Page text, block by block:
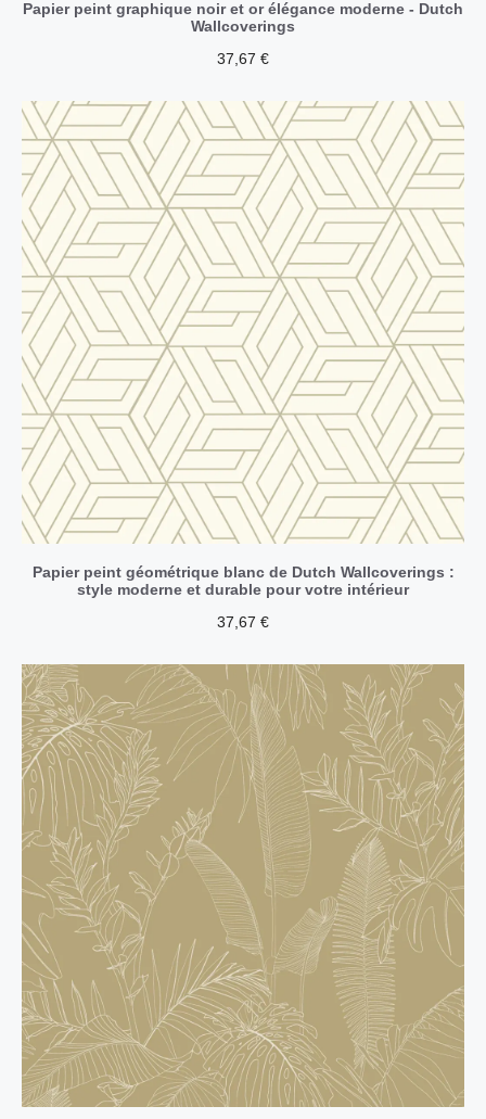
Papier peint graphique noir et or élégance moderne - Dutch
Wallcoverings
37,67 €
Papier peint géométrique blanc de Dutch Wallcoverings :
style moderne et durable pour votre intérieur
37,67 €